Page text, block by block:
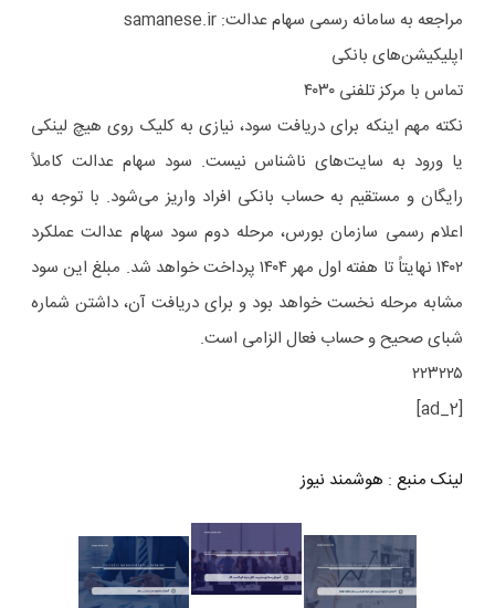
مراجعه به سامانه رسمی سهام عدالت: samanese.ir
اپلیکیشن‌های بانکی
تماس با مرکز تلفنی ۴۰۳۰
نکته مهم اینکه برای دریافت سود، نیازی به کلیک روی هیچ لینکی
یا ورود به سایت‌های ناشناس نیست. سود سهام عدالت کاملاً
رایگان و مستقیم به حساب بانکی افراد واریز می‌شود. با توجه به
اعلام رسمی سازمان بورس، مرحله دوم سود سهام عدالت عملکرد
۱۴۰۲ نهایتاً تا هفته اول مهر ۱۴۰۴ پرداخت خواهد شد. مبلغ این سود
مشابه مرحله نخست خواهد بود و برای دریافت آن، داشتن شماره
شبای صحیح و حساب فعال الزامی است.
۲۲۳۲۲۵
[ad_2]
لینک منبع : هوشمند نیوز